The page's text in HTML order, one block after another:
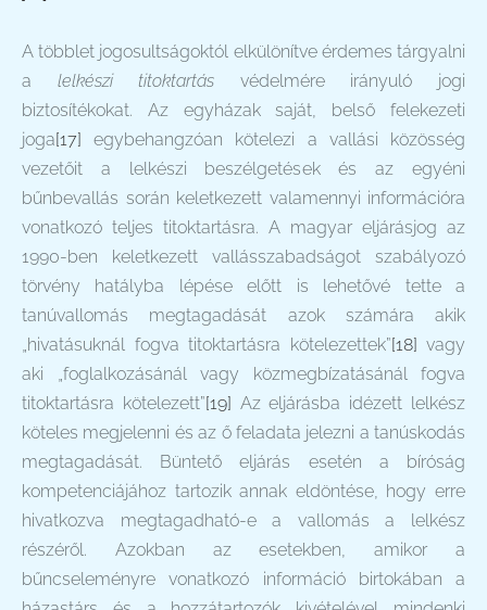
A többlet jogosultságoktól elkülönítve érdemes tárgyalni
a lelkészi titoktartás védelmére irányuló jogi
biztosítékokat. Az egyházak saját, belső felekezeti
joga[17] egybehangzóan kötelezi a vallási közösség
vezetőit a lelkészi beszélgetések és az egyéni
bűnbevallás során keletkezett valamennyi információra
vonatkozó teljes titoktartásra. A magyar eljárásjog az
1990-ben keletkezett vallásszabadságot szabályozó
törvény hatályba lépése előtt is lehetővé tette a
tanúvallomás megtagadását azok számára akik
„hivatásuknál fogva titoktartásra kötelezettek”[18] vagy
aki „foglalkozásánál vagy közmegbízatásánál fogva
titoktartásra kötelezett”[19] Az eljárásba idézett lelkész
köteles megjelenni és az ő feladata jelezni a tanúskodás
megtagadását. Büntető eljárás esetén a bíróság
kompetenciájához tartozik annak eldöntése, hogy erre
hivatkozva megtagadható-e a vallomás a lelkész
részéről. Azokban az esetekben, amikor a
bűncseleményre vonatkozó információ birtokában a